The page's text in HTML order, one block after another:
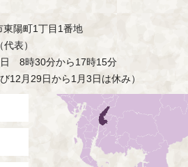
陽町1丁目1番地
表）
日 8時30分から17時15分
12月29日から1月3日は休み）